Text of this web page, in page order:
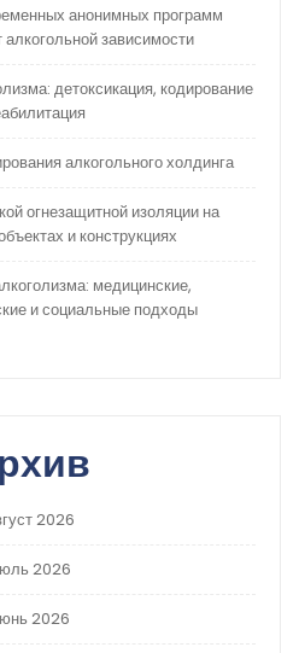
анонимных программ
алкогольной зависимости
детоксикация, кодирование
алкогольного холдинга
огнезащитной изоляции на
и конструкциях
медицинские,
и социальные подходы
2026
2026
2026